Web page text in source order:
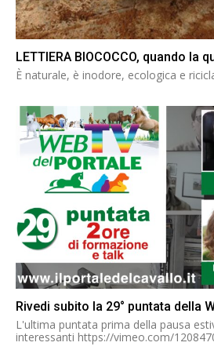
LETTIERA BIOCOCCO, quando la
È naturale, è inodore, ecologica e
Rivedi subito la 29° puntata della
L'ultima puntata prima della pausa